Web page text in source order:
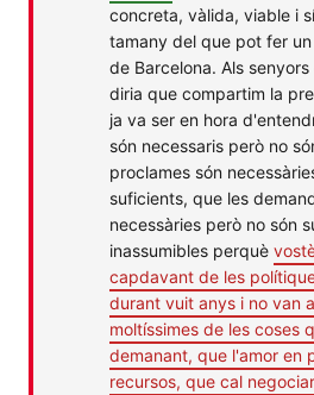
concreta, vàlida, viable i
tamany del que pot fer
de Barcelona. Als
diria que compartim la
ja va ser en hora
són necessaris però no
proclames són
suficients, que les
necessàries però no són
inassumibles perquè
capdavant de les
durant vuit anys i no van
moltíssimes de les coses
demanant, que l'amor en
recursos, que cal